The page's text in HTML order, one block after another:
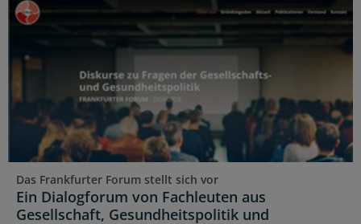
Das Frankfurter Forum stellt sich vor
Ein Dialogforum von Fachleuten aus
Gesellschaft, Gesundheitspolitik und